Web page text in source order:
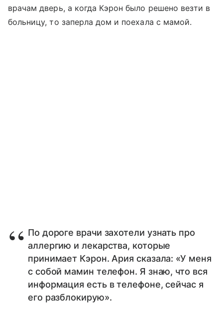
врачам дверь, а когда Кэрон было решено везти в
больницу, то заперла дом и поехала с мамой.
По дороге врачи захотели узнать про
аллергию и лекарства, которые
принимает Кэрон. Ария сказала: «У меня
с собой мамин телефон. Я знаю, что вся
информация есть в телефоне, сейчас я
его разблокирую».